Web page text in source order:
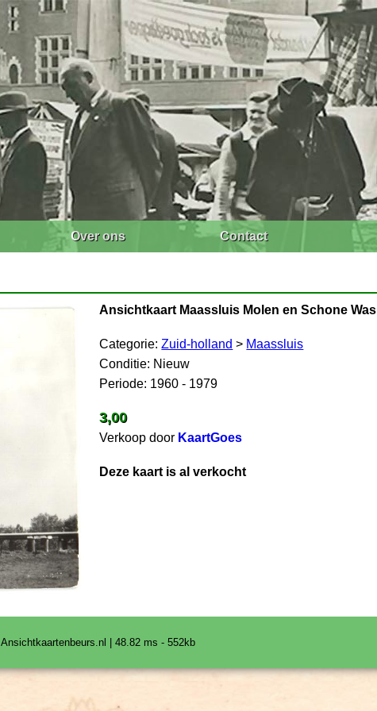
Over ons Contact
Ansichtkaart Maassluis Molen en Schone Was
Categorie:Zuid-holland > Maassluis
Conditie: Nieuw
Periode: 1960 - 1979
3,00
Verkoop door KaartGoes
Deze kaart is al verkocht
Ansichtkaartenbeurs.nl | 48.82 ms - 552kb